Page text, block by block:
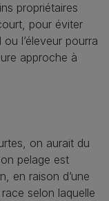
propriétaires
pour éviter
l’éleveur pourra
approche à
on aurait du
pelage est
en raison d’une
selon laquelle